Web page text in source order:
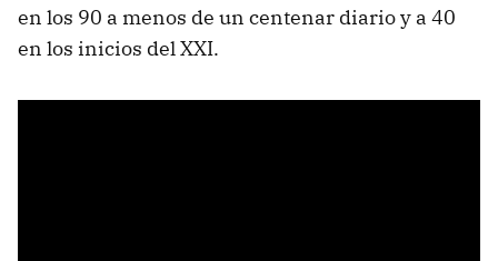
en los 90 a menos de un centenar diario y a 40
en los inicios del XXI.